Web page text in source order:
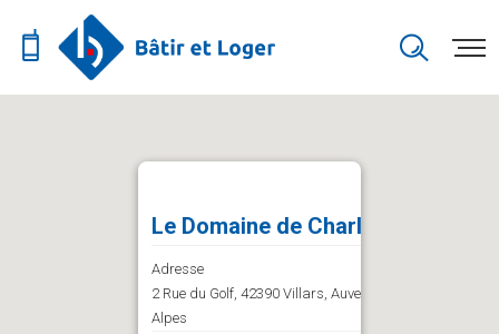
Le Domaine de Charlieu
Adresse
2 Rue du Golf, 42390 Villars, Auvergne-Rhône-
Alpes